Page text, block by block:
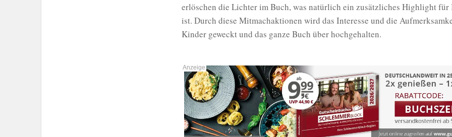
erlöschen die Lichter im Buch, was natürlich ein zusätzliches Highlight
ist. Durch diese Mitmachaktionen wird das Interesse und die
Kinder geweckt und das ganze Buch über hochgehalten.